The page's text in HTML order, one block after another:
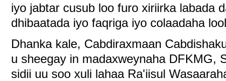
iyo jabtar cusub loo furo xiriirka labada
dhibaatada iyo faqriga iyo colaadaha
Dhanka kale, Cabdiraxmaan
u sheegay in madaxweynaha DFKMG,
sidii uu soo xuli lahaa Ra'iisul